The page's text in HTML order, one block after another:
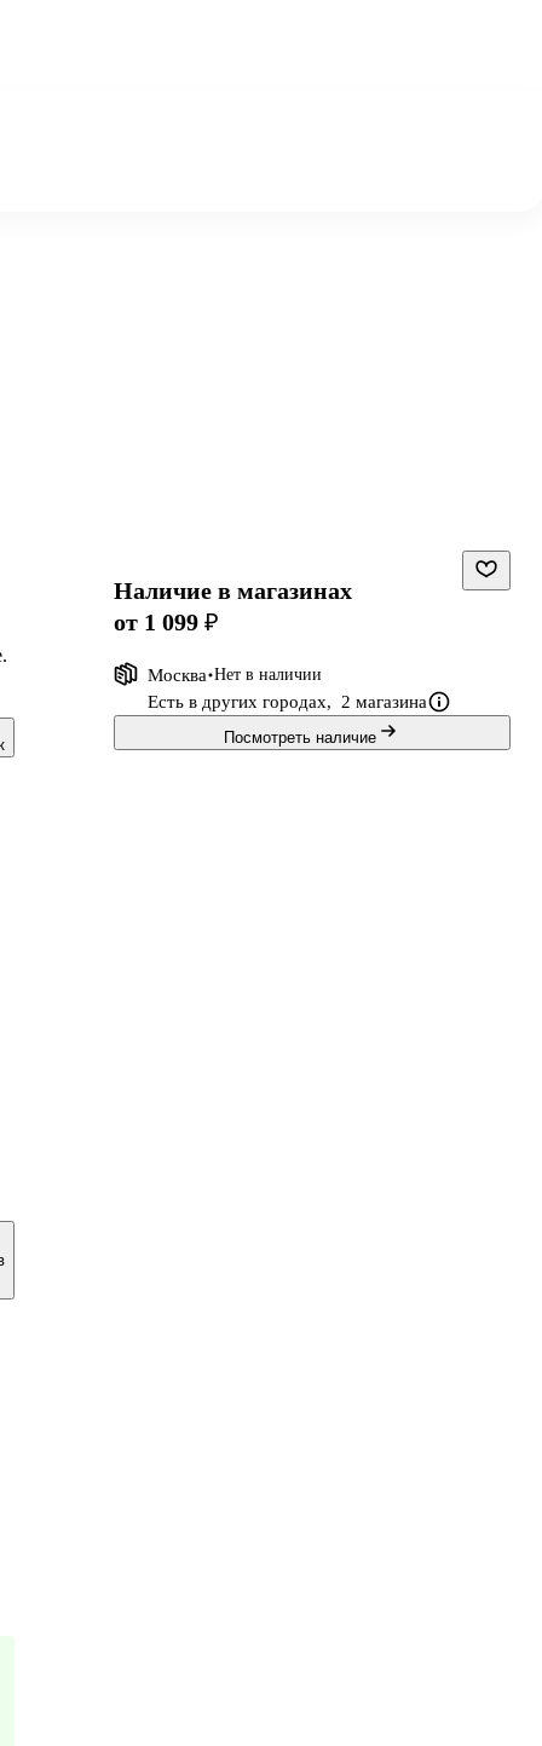
Наличие в магазинах
от 1 099 ₽
Москва Нет в наличии
Есть в других городах, 2 магазина
Посмотреть наличие